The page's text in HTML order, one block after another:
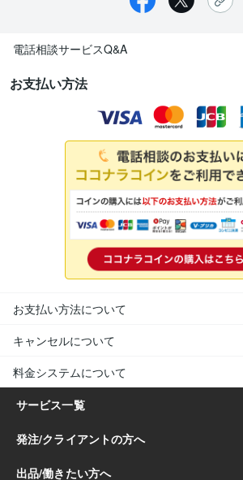
電話相談サービスQ&A
お支払い方法
お支払い方法について
キャンセルについて
料金システムについて